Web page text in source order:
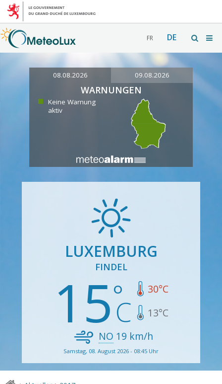
FR DE
08.08.2026 09.08.2026
WARNUNGEN
Keine Warnung
aktiv
LUXEMBURG
FINDEL
15 30°C
13°C
NO 19 km/h
Samstag, 08. August 2026 - 08:45 Uhr